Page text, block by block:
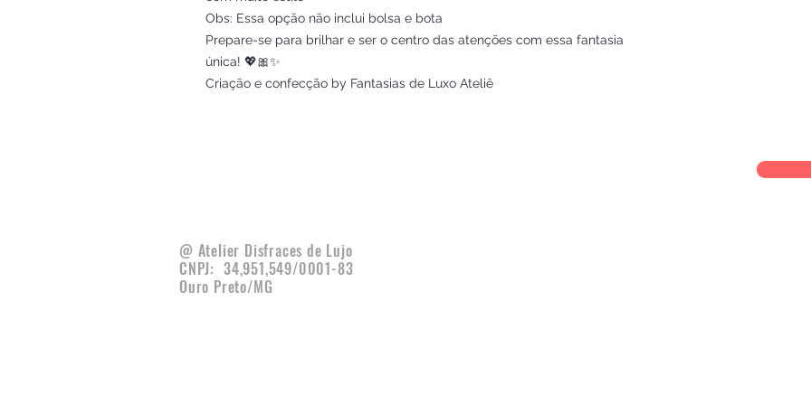
Obs: Essa opção não inclui bolsa e bota
Prepare-se para brilhar e ser o centro das atenções com essa fantasia
única! 💖🎀✨
Criação e confecção by Fantasias de Luxo Ateliê
@ Atelier Disfraces de Lujo
CNPJ: 34,951,549/0001-83
Ouro Preto/MG